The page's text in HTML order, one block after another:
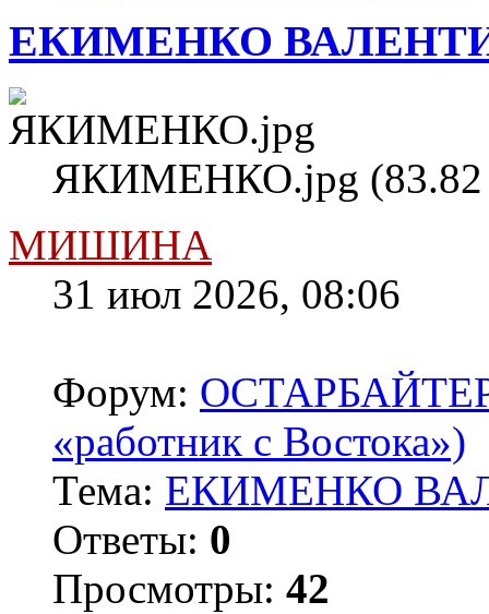
ЕКИМЕНКО
ЯКИМЕНКО.jpg (83.82
МИШИНА
31 июл 2026, 08:06
Форум:
«работник с Востока»)
Тема: ЕКИМЕНКО
Ответы: 0
Просмотры: 42